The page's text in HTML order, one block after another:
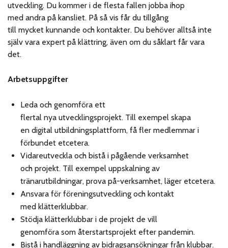
utveckling. Du kommer i de flesta fallen jobba ihop
med andra på kansliet. På så vis får du tillgång
till mycket kunnande och kontakter. Du behöver alltså inte
själv vara expert på klättring, även om du såklart får vara
det.
Arbetsuppgifter
Leda och genomföra ett
flertal nya utvecklingsprojekt. Till exempel skapa
en digital utbildningsplattform, få fler medlemmar i
förbundet etcetera.
Vidareutveckla och bistå i pågående verksamhet
och projekt. Till exempel uppskalning av
tränarutbildningar, prova på-verksamhet, läger etcetera.
Ansvara för föreningsutveckling och kontakt
med klätterklubbar.
Stödja klätterklubbar i de projekt de vill
genomföra som återstartsprojekt efter pandemin.
Bistå i handläggning av bidragsansökningar från klubbar.